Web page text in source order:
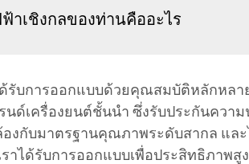
าเชิงกลของท่านคืออะไร
ด้รับการออกแบบด้วยคุณสมบัติหลักห
ด์เครื่องยนต์ชั้นนำ ซึ่งรับประกันควา
บมาตรฐานคุณภาพระดับสากล และได้รับ
าได้รับการออกแบบเพื่อประสิทธิภาพ